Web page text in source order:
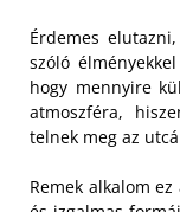
Érdemes
szóló
hogy mennyire
atmoszféra,
telnek meg az
Remek alkalom